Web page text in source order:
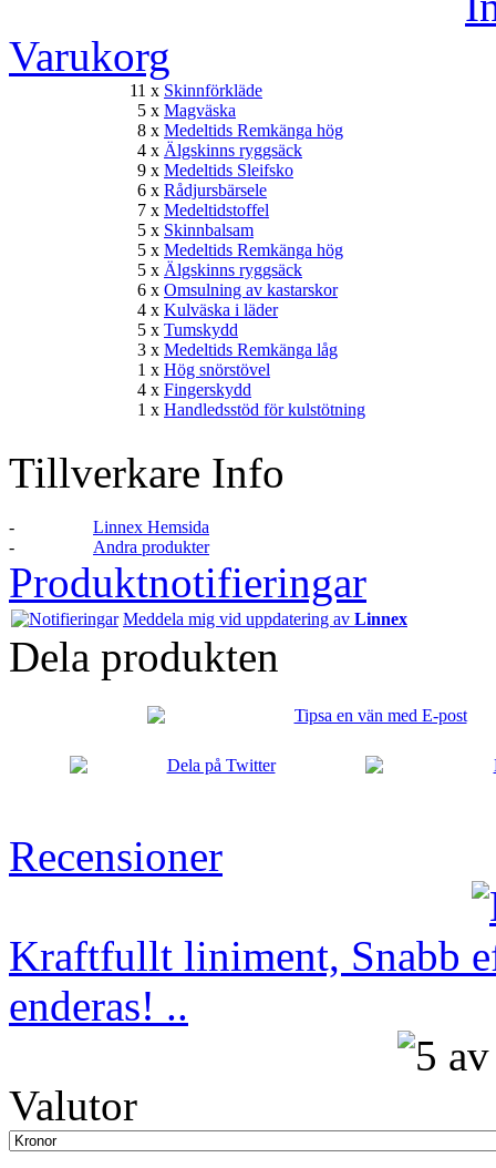
Varukorg
11 x Skinnförkläde
5 x Magväska
8 x Medeltids Remkänga hög
4 x Älgskinns ryggsäck
9 x Medeltids Sleifsko
6 x Rådjursbärsele
7 x Medeltidstoffel
5 x Skinnbalsam
5 x Medeltids Remkänga hög
5 x Älgskinns ryggsäck
6 x Omsulning av kastarskor
4 x Kulväska i läder
5 x Tumskydd
3 x Medeltids Remkänga låg
1 x Hög snörstövel
4 x Fingerskydd
1 x Handledsstöd för kulstötning
Tillverkare Info
-
Linnex Hemsida
-
Andra produkter
Produktnotifieringar
Meddela mig vid uppdatering av Linnex
Dela produkten
Recensioner
Kraftfullt liniment, Snabb
enderas! ..
Valutor